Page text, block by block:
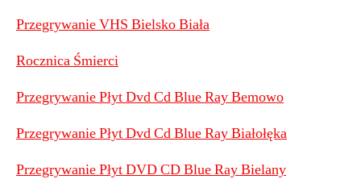
Przegrywanie VHS Bielsko Biała
Rocznica Śmierci
Przegrywanie Płyt Dvd Cd Blue Ray Bemowo
Przegrywanie Płyt Dvd Cd Blue Ray Białołęka
Przegrywanie Płyt DVD CD Blue Ray Bielany